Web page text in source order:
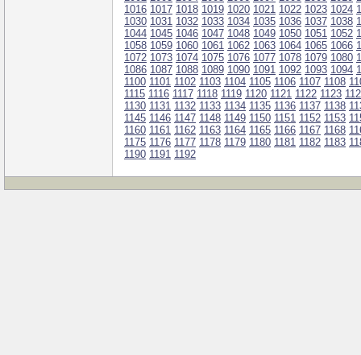
1016 1017 1018 1019 1020 1021 1022 1023 1024
1030 1031 1032 1033 1034 1035 1036 1037 1038
1044 1045 1046 1047 1048 1049 1050 1051 1052
1058 1059 1060 1061 1062 1063 1064 1065 1066
1072 1073 1074 1075 1076 1077 1078 1079 1080
1086 1087 1088 1089 1090 1091 1092 1093 1094
1100 1101 1102 1103 1104 1105 1106 1107 1108
1115 1116 1117 1118 1119 1120 1121 1122 1123
1130 1131 1132 1133 1134 1135 1136 1137 1138
1145 1146 1147 1148 1149 1150 1151 1152 1153
1160 1161 1162 1163 1164 1165 1166 1167 1168
1175 1176 1177 1178 1179 1180 1181 1182 1183
1190 1191 1192